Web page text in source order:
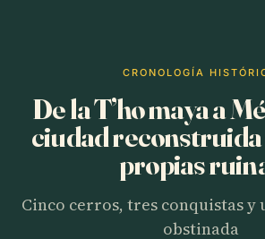
CRONOLOGÍA
De la T’ho maya a
ciudad reconstruida
propias
Cinco cerros, tres conquistas
obstinada